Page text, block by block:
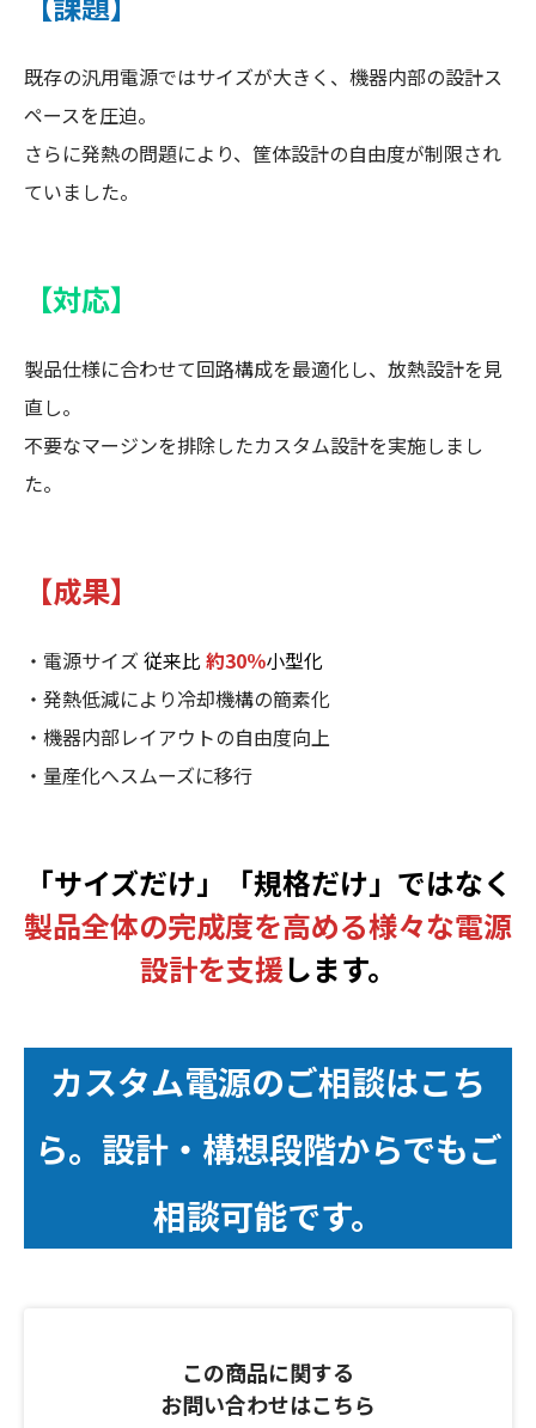
既存の汎用電源ではサイズが大きく、機器内部の設計ス
ペースを圧迫。
さらに発熱の問題により、筐体設計の自由度が制限され
ていました。
【対応】
製品仕様に合わせて回路構成を最適化し、放熱設計を見
直し。
不要なマージンを排除したカスタム設計を実施しまし
た。
【成果】
・電源サイズ 従来比 約30％小型化
・発熱低減により冷却機構の簡素化
・機器内部レイアウトの自由度向上
・量産化へスムーズに移行
「サイズだけ」「規格だけ」ではなく
製品全体の完成度を高める様々な電源
設計を支援します。
カスタム電源のご相談はこち
ら。設計・構想段階からでもご
相談可能です。
この商品に関する
お問い合わせはこちら